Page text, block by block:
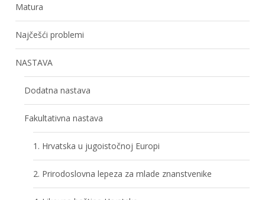
Matura
Najčešći problemi
NASTAVA
Dodatna nastava
Fakultativna nastava
1. Hrvatska u jugoistočnoj Europi
2. Prirodoslovna lepeza za mlade znanstvenike